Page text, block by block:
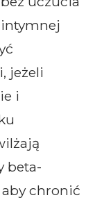
jeżeli
i
beta-
aby chronić